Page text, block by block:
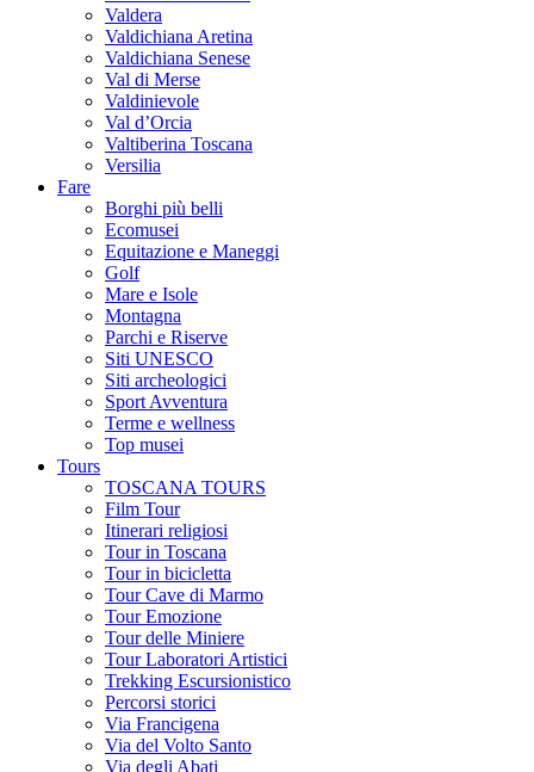
Valdera
Valdichiana Aretina
Valdichiana Senese
Val di Merse
Valdinievole
Val d’Orcia
Valtiberina Toscana
Versilia
Fare
Borghi più belli
Ecomusei
Equitazione e Maneggi
Golf
Mare e Isole
Montagna
Parchi e Riserve
Siti UNESCO
Siti archeologici
Sport Avventura
Terme e wellness
Top musei
Tours
TOSCANA TOURS
Film Tour
Itinerari religiosi
Tour in Toscana
Tour in bicicletta
Tour Cave di Marmo
Tour Emozione
Tour delle Miniere
Tour Laboratori Artistici
Trekking Escursionistico
Percorsi storici
Via Francigena
Via del Volto Santo
Via degli Abati